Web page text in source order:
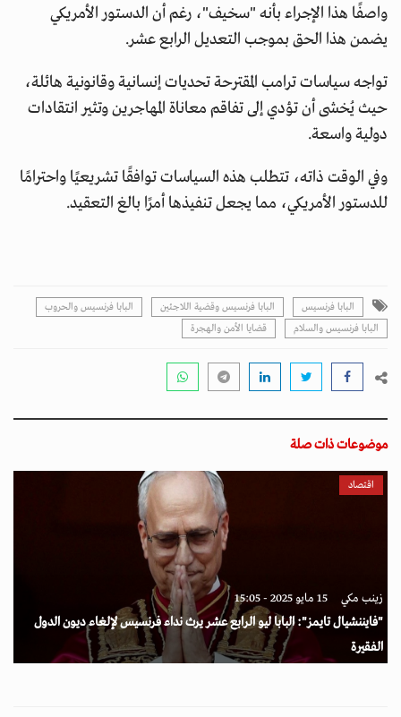
واصفًا هذا الإجراء بأنه "سخيف"، رغم أن الدستور الأمريكي
يضمن هذا الحق بموجب التعديل الرابع عشر.
تواجه سياسات ترامب المقترحة تحديات إنسانية وقانونية هائلة،
حيث يُخشى أن تؤدي إلى تفاقم معاناة المهاجرين وتثير انتقادات
دولية واسعة.
وفي الوقت ذاته، تتطلب هذه السياسات توافقًا تشريعيًا واحترامًا
للدستور الأمريكي، مما يجعل تنفيذها أمرًا بالغ التعقيد.
البابا فرنسيس البابا فرنسيس وقضية اللاجئين
البابا فرنسيس والحروب
البابا فرنسيس والسلام
قضايا الأمن والهجرة
موضوعات ذات صلة
اقتصاد
زينب مكي 15 مايو 2025 - 15:05
"فايننشيال تايمز": البابا ليو الرابع عشر يرث نداء فرنسيس لإلغاء ديون الدول
الفقيرة